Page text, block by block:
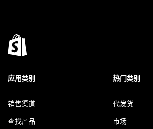
应用类别
销售渠道
查找产品
热门类别
代发货
市场